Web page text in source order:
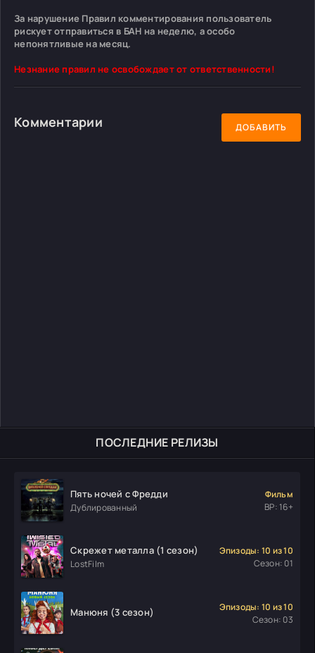
ПОСЛЕДНИЕ РЕЛИЗЫ
Пять ночей с Фредди
Дублированный
Фильм
ВР: 16+
Скрежет металла (1 сезон)
LostFilm
Эпизоды: 10 из 10
Сезон: 01
Манюня (3 сезон)
Эпизоды: 10 из 10
Сезон: 03
За нарушение Правил комментирования пользователь
рискует отправиться в БАН на неделю, а особо
непонятливые на месяц.
Незнание правил не освобождает от ответственности!
Комментарии ДОБАВИТЬ